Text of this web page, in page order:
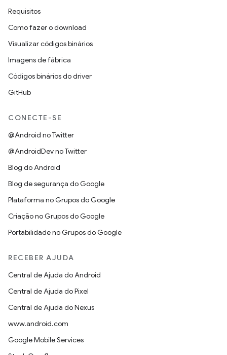
Requisitos
Como fazer o download
Visualizar códigos binários
Imagens de fábrica
Códigos binários do driver
GitHub
CONECTE-SE
@Android no Twitter
@AndroidDev no Twitter
Blog do Android
Blog de segurança do Google
Plataforma no Grupos do Google
Criação no Grupos do Google
Portabilidade no Grupos do Google
RECEBER AJUDA
Central de Ajuda do Android
Central de Ajuda do Pixel
Central de Ajuda do Nexus
www.android.com
Google Mobile Services